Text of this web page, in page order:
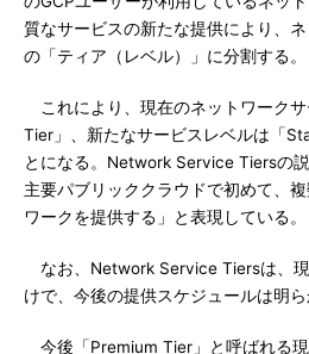
質なサービスの新たな提供により、
の「ティア（レベル）」に分割する。
これにより、現在のネットワーク
Tier」、新たなサービスレベルは「
とになる。Network Service Tiersの
主要パブリッククラウドで初めて、
ワークを提供する」と表現している。
なお、Network Service Tiersは、
けで、今後の提供スケジュールは明ら
今後「Premium Tier」と呼ばれる